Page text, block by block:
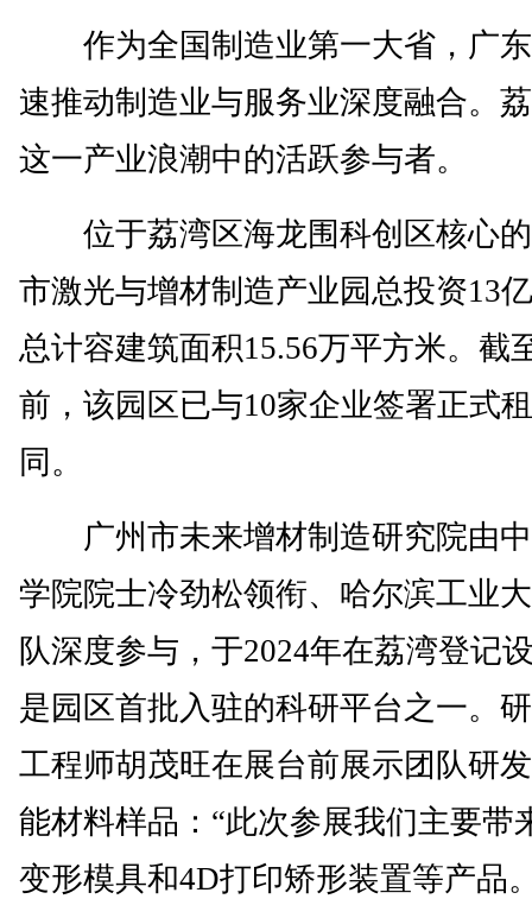
作为全国制造业第一大省，广
速推动制造业与服务业深度融合。
这一产业浪潮中的活跃参与者。
位于荔湾区海龙围科创区核心
市激光与增材制造产业园总投资13
总计容建筑面积15.56万平方米。截
前，该园区已与10家企业签署正式
同。
广州市未来增材制造研究院由
学院院士冷劲松领衔、哈尔滨工业
队深度参与，于2024年在荔湾登记
是园区首批入驻的科研平台之一。
工程师胡茂旺在展台前展示团队研
能材料样品：“此次参展我们主要带
变形模具和4D打印矫形装置等产品